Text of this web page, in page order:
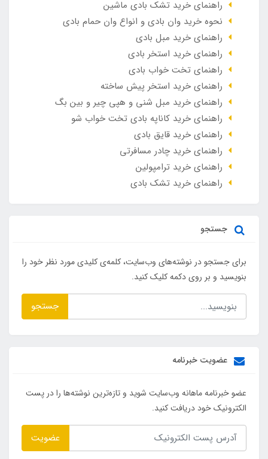
راهنمای خرید تشک بادی ماشین
نحوه خرید وان بادی و انواع وان حمام بادی
راهنمای خرید مبل بادی
راهنمای خرید استخر بادی
راهنمای تخت خواب بادی
راهنمای خرید استخر پیش ساخته
راهنمای خرید مبل شنی و هپی چیر و بین بگ
راهنمای خرید کاناپه بادی تخت خواب شو
راهنمای خرید قایق بادی
راهنمای خرید چادر مسافرتی
راهنمای خرید ترامپولین
راهنمای خرید تشک بادی
جستجو
برای جستجو در نوشته‌های وب‌سایت، کلمه‌ی کلیدی مورد نظر خود را
بنویسید و بر روی دکمه کلیک کنید.
جستجو
عضویت خبرنامه
عضو خبرنامه ماهانه وب‌سایت شوید و تازه‌ترین نوشته‌ها را در پست
الکترونیک خود دریافت کنید.
عضویت